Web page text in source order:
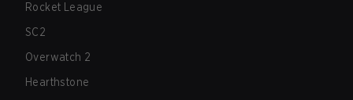
Rocket League
SC2
Overwatch 2
Hearthstone